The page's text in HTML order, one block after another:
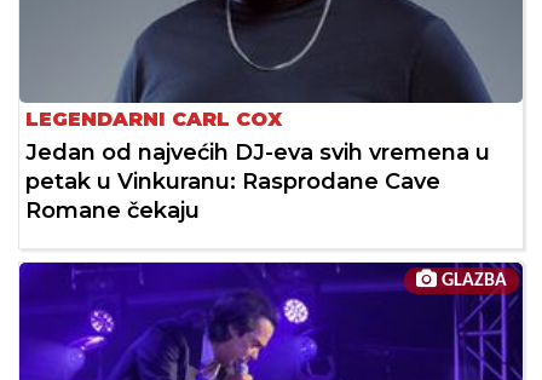
LEGENDARNI CARL COX
Jedan od najvećih DJ-eva svih vremena u
petak u Vinkuranu: Rasprodane Cave
Romane čekaju
GLAZBA